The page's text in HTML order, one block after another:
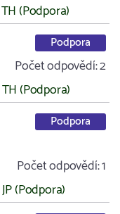
TH (Podpora)
Podpora
Počet odpovědí:2
TH (Podpora)
Podpora
Počet odpovědí:1
JP (Podpora)